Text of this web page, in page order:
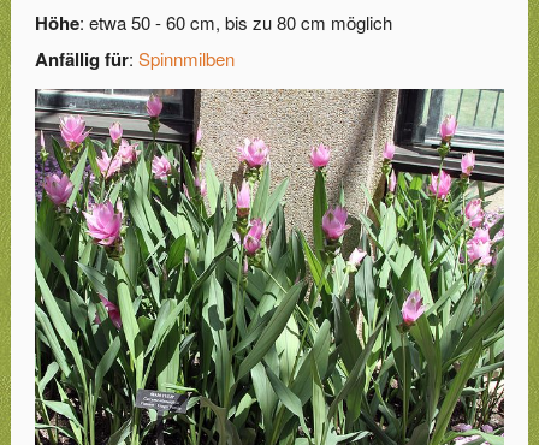
Höhe: etwa 50 - 60 cm, bis zu 80 cm möglich
Anfällig für: Spinnmilben